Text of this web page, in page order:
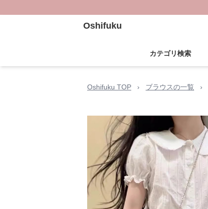
Oshifuku
カテゴリ検索
Oshifuku TOP › ブラウスの一覧 ›